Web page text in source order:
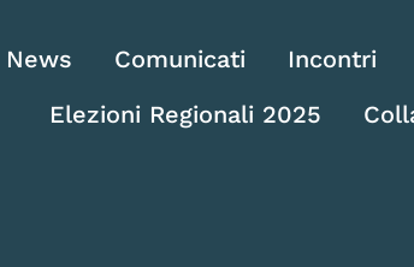
News Comunicati Incontri
Elezioni Regionali 2025